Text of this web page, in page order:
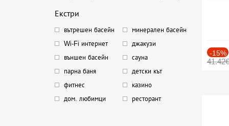
Екстри
вътрешен басейн
минерален басейн
Wi-Fi интернет
джакузи
външен басейн
сауна
парна баня
детски кът
фитнес
казино
дом. любимци
ресторант
-15%
41.42€